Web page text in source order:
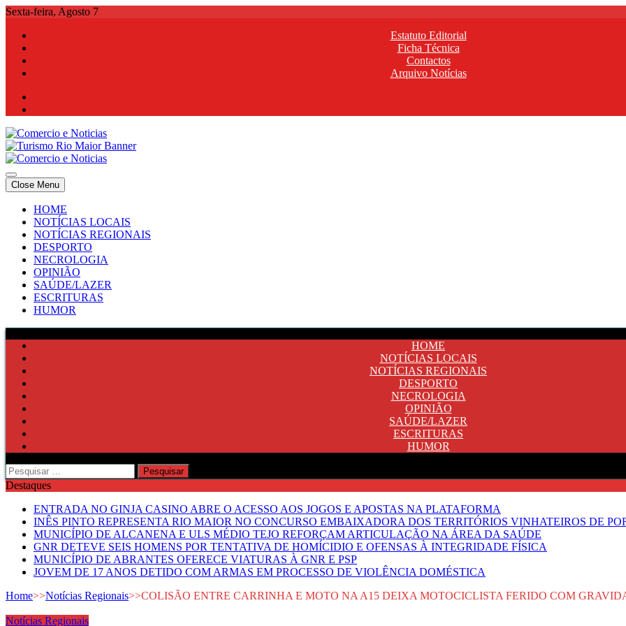
Skip
content
Sexta-feira, Agosto 7
Estatuto Editorial
Ficha Técnica
Contactos
Arquivo Notícias
Comercio e Noticias
Notícias e Publicidade Online
Comercio e Noticias
Notícias e Publicidade Online
Close Menu
HOME
NOTÍCIAS LOCAIS
NOTÍCIAS REGIONAIS
DESPORTO
NECROLOGIA
OPINIÃO
SAÚDE/LAZER
ESCRITURAS
HUMOR
HOME
NOTÍCIAS LOCAIS
NOTÍCIAS REGIONAIS
DESPORTO
NECROLOGIA
OPINIÃO
SAÚDE/LAZER
ESCRITURAS
HUMOR
Pesquisar
por:
Destaques
ENTRADA NO GINJA CASINO ABRE O ACESSO AOS JOGOS E APOSTAS NA PLATAFORMA
INÊS PINTO REPRESENTA RIO MAIOR NO CONCURSO EMBAIXADORA DOS TERRITÓRIOS VINHATEIROS DE
MUNICÍPIO DE ALCANENA E ULS MÉDIO TEJO REFORÇAM ARTICULAÇÃO NA ÁREA DA SAÚDE
GNR DETEVE SEIS HOMENS POR TENTATIVA DE HOMÍCIDIO E OFENSAS À INTEGRIDADE FÍSICA
MUNICÍPIO DE ABRANTES OFERECE VIATURAS À GNR E PSP
JOVEM DE 17 ANOS DETIDO COM ARMAS EM PROCESSO DE VIOLÊNCIA DOMÉSTICA
Home>>Notícias Regionais>>COLISÃO ENTRE CARRINHA E MOTO NA A15 DEIXA MOTOCICLISTA FERIDO COM
Notícias Regionais